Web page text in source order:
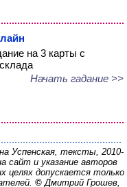
на 3 карты с
Начать гадание >>
Успенская, тексты, 2010-
сайт и указание авторов
целях допускается только
© Дмитрий Грошев,